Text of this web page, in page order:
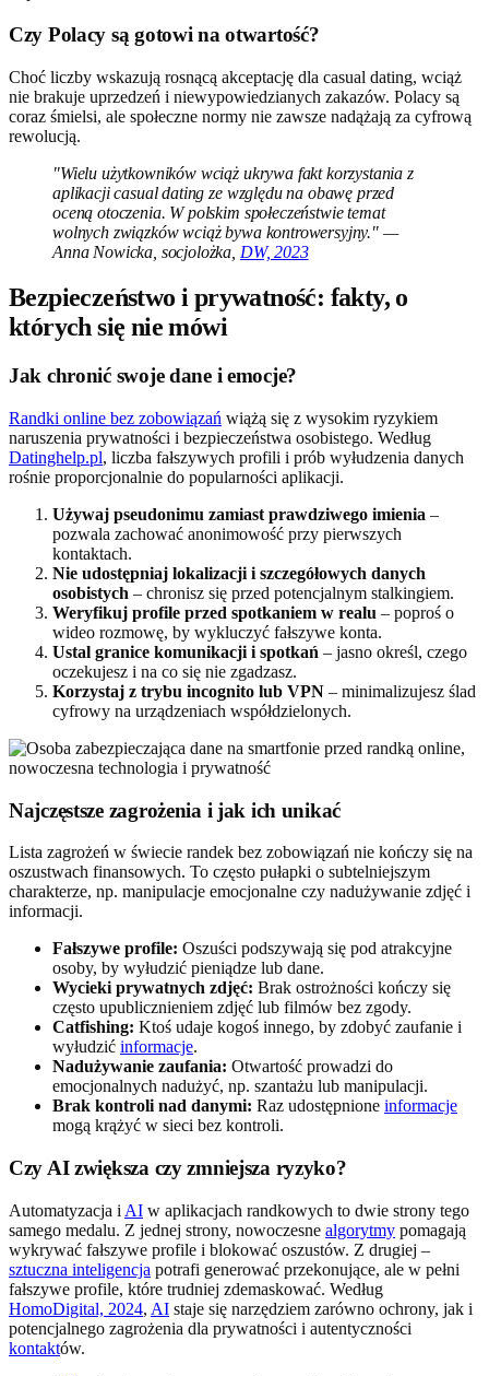
Czy Polacy są gotowi na otwartość?
Choć liczby wskazują rosnącą akceptację dla casual dating, wciąż
nie brakuje uprzedzeń i niewypowiedzianych zakazów. Polacy są
coraz śmielsi, ale społeczne normy nie zawsze nadążają za cyfrową
rewolucją.
"Wielu użytkowników wciąż ukrywa fakt korzystania z
aplikacji casual dating ze względu na obawę przed
oceną otoczenia. W polskim społeczeństwie temat
wolnych związków wciąż bywa kontrowersyjny." —
Anna Nowicka, socjolożka, DW, 2023
Bezpieczeństwo i prywatność: fakty, o
których się nie mówi
Jak chronić swoje dane i emocje?
Randki online bez zobowiązań wiążą się z wysokim ryzykiem
naruszenia prywatności i bezpieczeństwa osobistego. Według
Datinghelp.pl, liczba fałszywych profili i prób wyłudzenia danych
rośnie proporcjonalnie do popularności aplikacji.
Używaj pseudonimu zamiast prawdziwego imienia –
pozwala zachować anonimowość przy pierwszych
kontaktach.
Nie udostępniaj lokalizacji i szczegółowych danych
osobistych – chronisz się przed potencjalnym stalkingiem.
Weryfikuj profile przed spotkaniem w realu – poproś o
wideo rozmowę, by wykluczyć fałszywe konta.
Ustal granice komunikacji i spotkań – jasno określ, czego
oczekujesz i na co się nie zgadzasz.
Korzystaj z trybu incognito lub VPN – minimalizujesz ślad
cyfrowy na urządzeniach współdzielonych.
Najczęstsze zagrożenia i jak ich unikać
Lista zagrożeń w świecie randek bez zobowiązań nie kończy się na
oszustwach finansowych. To często pułapki o subtelniejszym
charakterze, np. manipulacje emocjonalne czy nadużywanie zdjęć i
informacji.
Fałszywe profile: Oszuści podszywają się pod atrakcyjne
osoby, by wyłudzić pieniądze lub dane.
Wycieki prywatnych zdjęć: Brak ostrożności kończy się
często upublicznieniem zdjęć lub filmów bez zgody.
Catfishing: Ktoś udaje kogoś innego, by zdobyć zaufanie i
wyłudzić informacje.
Nadużywanie zaufania: Otwartość prowadzi do
emocjonalnych nadużyć, np. szantażu lub manipulacji.
Brak kontroli nad danymi: Raz udostępnione informacje
mogą krążyć w sieci bez kontroli.
Czy AI zwiększa czy zmniejsza ryzyko?
Automatyzacja i AI w aplikacjach randkowych to dwie strony tego
samego medalu. Z jednej strony, nowoczesne algorytmy pomagają
wykrywać fałszywe profile i blokować oszustów. Z drugiej –
sztuczna inteligencja potrafi generować przekonujące, ale w pełni
fałszywe profile, które trudniej zdemaskować. Według
HomoDigital, 2024, AI staje się narzędziem zarówno ochrony, jak i
potencjalnego zagrożenia dla prywatności i autentyczności
kontaktów.